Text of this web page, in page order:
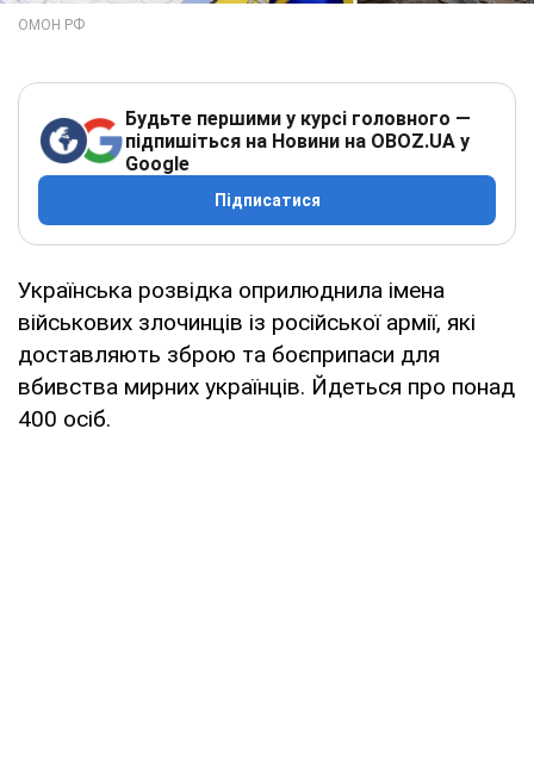
Будьте першими у курсі головного —
підпишіться на Новини на OBOZ.UA у
Google
Підписатися
Українська розвідка оприлюднила імена
військових злочинців із російської армії, які
доставляють зброю та боєприпаси для
вбивства мирних українців. Йдеться про понад
400 осіб.